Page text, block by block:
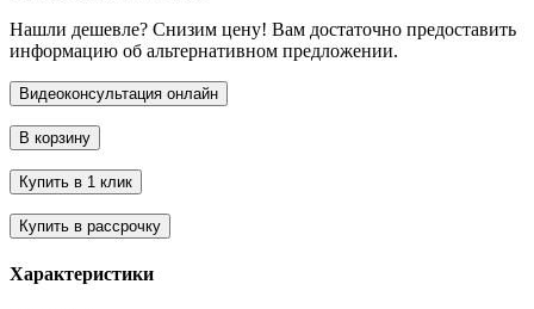
Нашли дешевле? Снизим цену! Вам достаточно предоставить
информацию об альтернативном предложении.
Характеристики